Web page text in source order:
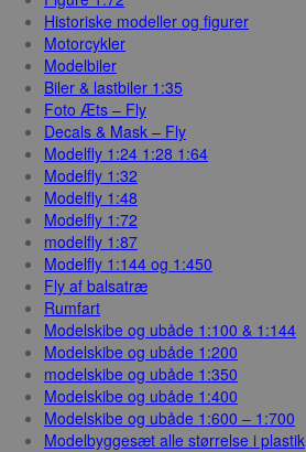
Historiske modeller og figurer
Motorcykler
Modelbiler
Biler & lastbiler 1:35
Foto Æts – Fly
Decals & Mask – Fly
Modelfly 1:24 1:28 1:64
Modelfly 1:32
Modelfly 1:48
Modelfly 1:72
modelfly 1:87
Modelfly 1:144 og 1:450
Fly af balsatræ
Rumfart
Modelskibe og ubåde 1:100 & 1:144
Modelskibe og ubåde 1:200
modelskibe og ubåde 1:350
Modelskibe og ubåde 1:400
Modelskibe og ubåde 1:600 – 1:700
Modelbyggesæt alle størrelse i plastik